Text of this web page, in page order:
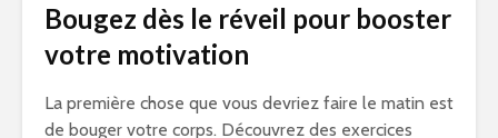
Bougez dès le réveil pour booster
votre motivation
La première chose que vous devriez faire le matin est
de bouger votre corps. Découvrez des exercices